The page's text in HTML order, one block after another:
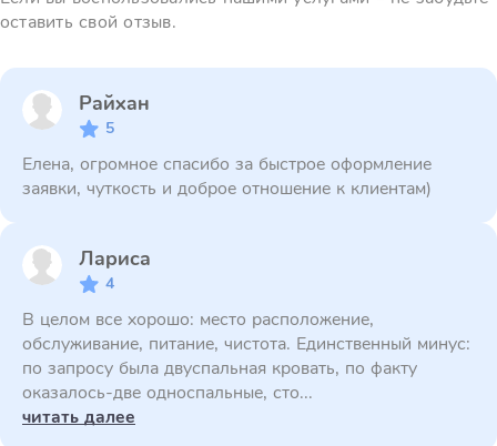
оставить свой отзыв.
Райхан
5
Елена, огромное спасибо за быстрое оформление
заявки, чуткость и доброе отношение к клиентам)
Лариса
4
В целом все хорошо: место расположение,
обслуживание, питание, чистота. Единственный минус:
по запросу была двуспальная кровать, по факту
оказалось-две односпальные, сто...
читать далее